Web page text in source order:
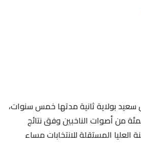
سعيد بولاية ثانية مدتها خمس سنوات،
على 90.69 بالمئة من أصوات الناخبين وفق نتائج
العليا المستقلة للانتخابات مساء